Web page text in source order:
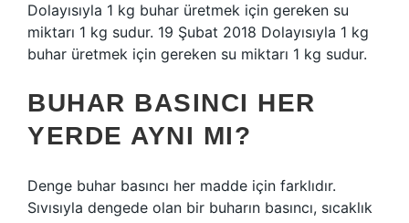
Dolayısıyla 1 kg buhar üretmek için gereken su
miktarı 1 kg sudur. 19 Şubat 2018 Dolayısıyla 1 kg
buhar üretmek için gereken su miktarı 1 kg sudur.
BUHAR BASINCI HER
YERDE AYNI MI?
Denge buhar basıncı her madde için farklıdır.
Sıvısıyla dengede olan bir buharın basıncı, sıcaklık